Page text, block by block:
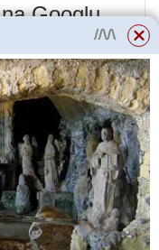
Googlu
železo v
do